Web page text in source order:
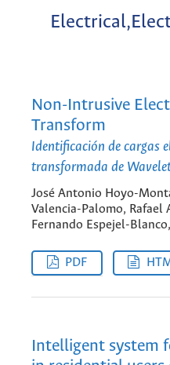
Non-Intrusive
Transform
Identificación de cargas
transformada de
José Antonio Hoyo-
Valencia-Palomo, Rafael
Fernando Espejel-
PDF
Intelligent system